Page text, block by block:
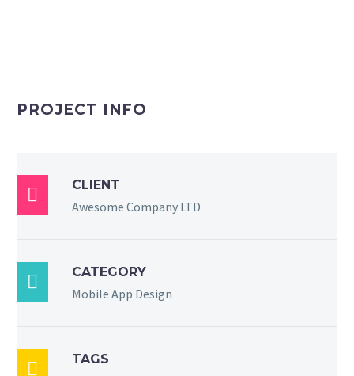
PROJECT INFO
 CLIENT
Awesome Company LTD
 CATEGORY
Mobile App Design
 TAGS